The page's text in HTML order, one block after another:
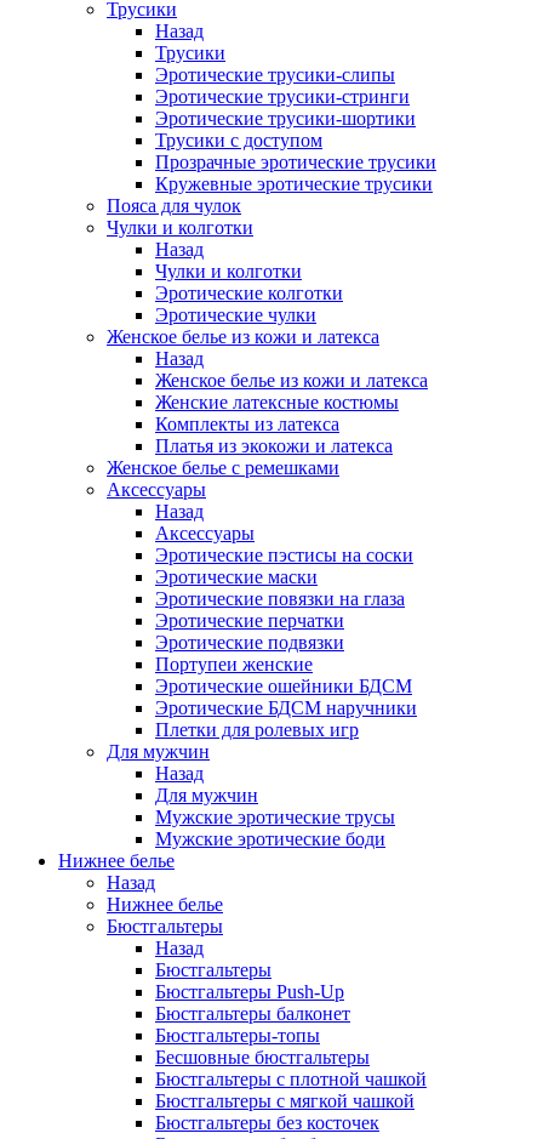
Трусики
Назад
Трусики
Эротические трусики-слипы
Эротические трусики-стринги
Эротические трусики-шортики
Трусики с доступом
Прозрачные эротические трусики
Кружевные эротические трусики
Пояса для чулок
Чулки и колготки
Назад
Чулки и колготки
Эротические колготки
Эротические чулки
Женское белье из кожи и латекса
Назад
Женское белье из кожи и латекса
Женские латексные костюмы
Комплекты из латекса
Платья из экокожи и латекса
Женское белье с ремешками
Аксессуары
Назад
Аксессуары
Эротические пэстисы на соски
Эротические маски
Эротические повязки на глаза
Эротические перчатки
Эротические подвязки
Портупеи женские
Эротические ошейники БДСМ
Эротические БДСМ наручники
Плетки для ролевых игр
Для мужчин
Назад
Для мужчин
Мужские эротические трусы
Мужские эротические боди
Нижнее белье
Назад
Нижнее белье
Бюстгальтеры
Назад
Бюстгальтеры
Бюстгальтеры Push-Up
Бюстгальтеры балконет
Бюстгальтеры-топы
Бесшовные бюстгальтеры
Бюстгальтеры с плотной чашкой
Бюстгальтеры с мягкой чашкой
Бюстгальтеры без косточек